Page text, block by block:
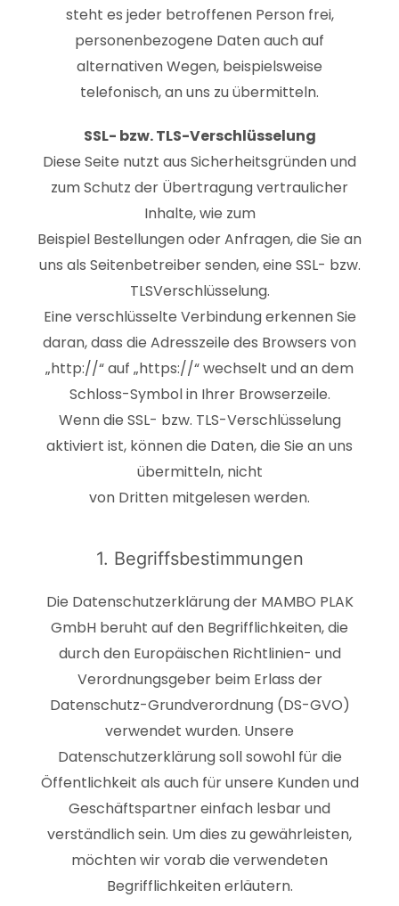
steht es jeder betroffenen Person frei,
personenbezogene Daten auch auf
alternativen Wegen, beispielsweise
telefonisch, an uns zu übermitteln.
SSL- bzw. TLS-Verschlüsselung
Diese Seite nutzt aus Sicherheitsgründen und
zum Schutz der Übertragung vertraulicher
Inhalte, wie zum
Beispiel Bestellungen oder Anfragen, die Sie an
uns als Seitenbetreiber senden, eine SSL- bzw.
TLSVerschlüsselung.
Eine verschlüsselte Verbindung erkennen Sie
daran, dass die Adresszeile des Browsers von
„http://“ auf „https://“ wechselt und an dem
Schloss-Symbol in Ihrer Browserzeile.
Wenn die SSL- bzw. TLS-Verschlüsselung
aktiviert ist, können die Daten, die Sie an uns
übermitteln, nicht
von Dritten mitgelesen werden.
1. Begriffsbestimmungen
Die Datenschutzerklärung der MAMBO PLAK
GmbH beruht auf den Begrifflichkeiten, die
durch den Europäischen Richtlinien- und
Verordnungsgeber beim Erlass der
Datenschutz-Grundverordnung (DS-GVO)
verwendet wurden. Unsere
Datenschutzerklärung soll sowohl für die
Öffentlichkeit als auch für unsere Kunden und
Geschäftspartner einfach lesbar und
verständlich sein. Um dies zu gewährleisten,
möchten wir vorab die verwendeten
Begrifflichkeiten erläutern.